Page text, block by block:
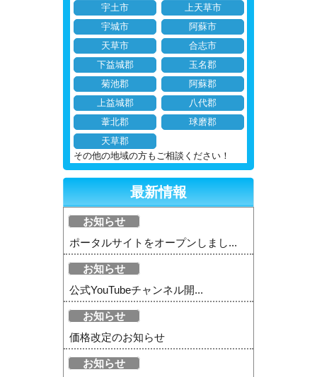
宇土市
上天草市
宇城市
阿蘇市
天草市
合志市
下益城郡
玉名郡
菊池郡
阿蘇郡
上益城郡
八代郡
葦北郡
球磨郡
天草郡
その他の地域の方もご相談ください！
最新情報
お知らせ
ポータルサイトをオープンしまし...
お知らせ
公式YouTubeチャンネル開...
お知らせ
価格改定のお知らせ
お知らせ